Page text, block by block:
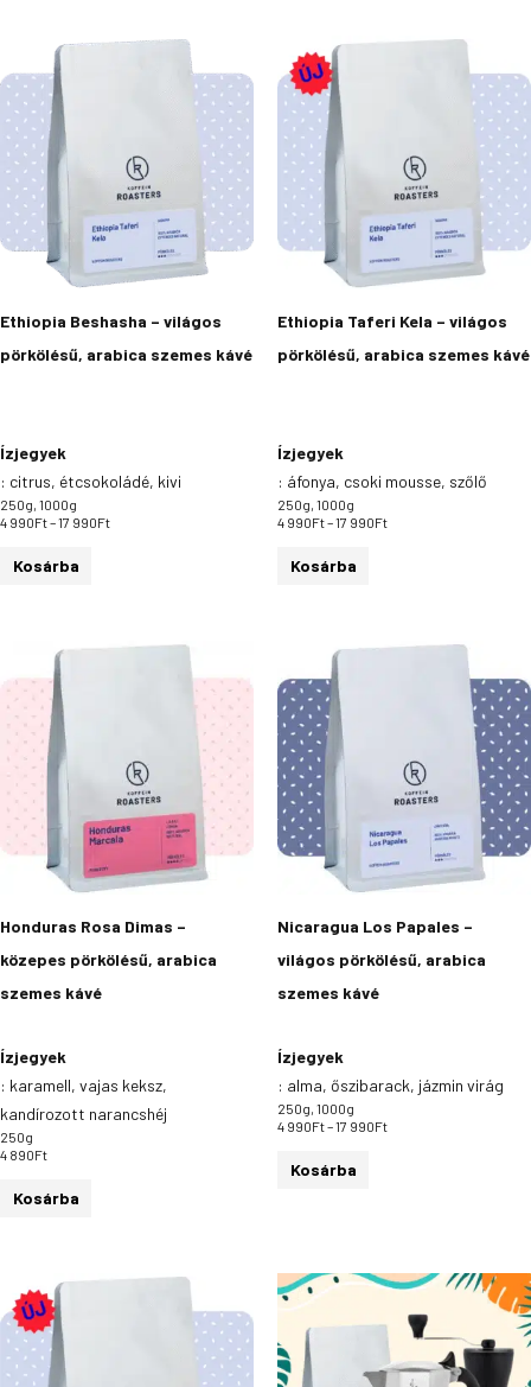
Ethiopia Beshasha – világos
pörkölésű, arabica szemes kávé
Ízjegyek
: citrus, étcsokoládé, kivi
250g, 1000g
4 990Ft–17 990Ft
Ártartomány:
Kosárba
Ennek
variációja
van.
A
változatok
a
választhatók
ki
Ethiopia Taferi Kela – világos
pörkölésű, arabica szemes kávé
Ízjegyek
: áfonya, csoki mousse, szőlő
250g, 1000g
4 990Ft–17 990Ft
Ártartomány:
Kosárba
Ennek
variációja
van.
A
változatok
a
választhatók
ki
Honduras Rosa Dimas –
közepes pörkölésű, arabica
szemes kávé
Ízjegyek
: karamell, vajas keksz,
kandírozott narancshéj
250g
4 890Ft
Kosárba
Nicaragua Los Papales –
világos pörkölésű, arabica
szemes kávé
Ízjegyek
: alma, őszibarack, jázmin virág
250g, 1000g
4 990Ft–17 990Ft
Ártartomány:
Kosárba
Ennek
variációja
van.
változatok
a
választhatók
ki
Ártartomány:
Ennek